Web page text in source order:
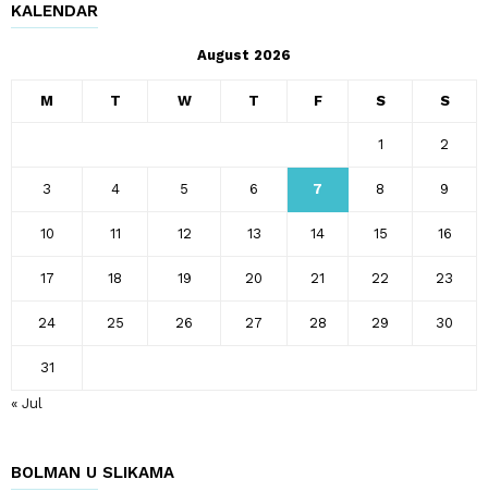
KALENDAR
August 2026
M T W T F S S
1 2
3 4 5 6 7 8 9
10 11 12 13 14 15 16
17 18 19 20 21 22 23
24 25 26 27 28 29 30
31
« Jul
BOLMAN U SLIKAMA